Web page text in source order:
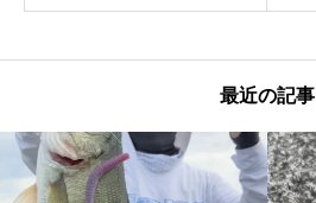
最近の記事